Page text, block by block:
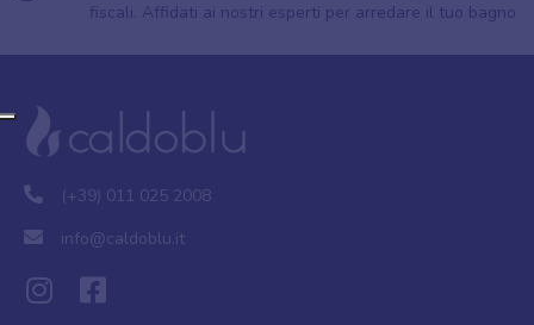
fiscali. Affidati ai nostri esperti per arredare il tuo bagno
(+39) 011 025 2008
info@caldoblu.it